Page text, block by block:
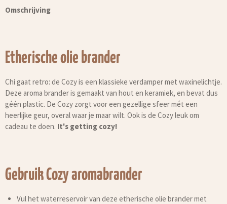
Omschrijving
Etherische olie brander
Chi gaat retro: de Cozy is een klassieke verdamper met waxinelichtje.
Deze aroma brander is gemaakt van hout en keramiek, en bevat dus
géén plastic. De Cozy zorgt voor een gezellige sfeer mét een
heerlijke geur, overal waar je maar wilt. Ook is de Cozy leuk om
cadeau te doen. It's getting cozy!
Gebruik Cozy aromabrander
Vul het waterreservoir van deze etherische olie brander met